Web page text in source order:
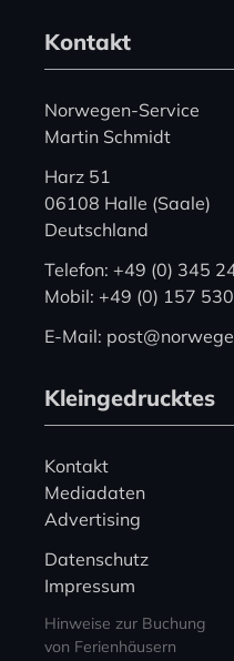
Kontakt
Norwegen-Service
Martin Schmidt
Harz 51
06108 Halle (Saale)
Deutschland
Telefon: +49 (0) 345
Mobil: +49 (0) 157
E-Mail:
Kleingedrucktes
Kontakt
Mediadaten
Advertising
Datenschutz
Impressum
Hinweise zur Buchung
von Ferienhäusern